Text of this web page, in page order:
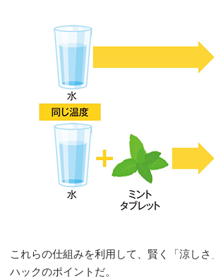
これらの仕組みを利用して、賢く「涼し
ハックのポイントだ。